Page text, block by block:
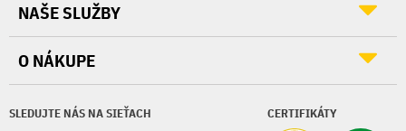
SLEDUJTE NÁS NA SIEŤACH CERTIFIKÁTY
NAŠE SLUŽBY
O NÁKUPE